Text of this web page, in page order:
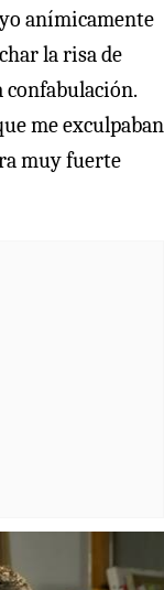
anímicamente
la risa de
confabulación.
me exculpaban
muy fuerte